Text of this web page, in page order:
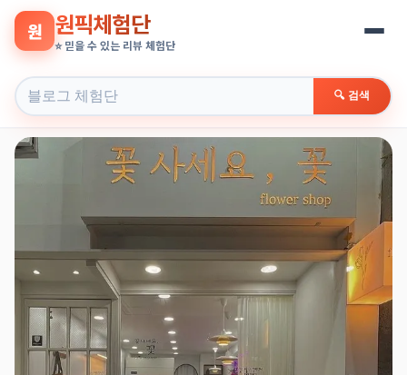
원 원픽체험단
⭐ 믿을 수 있는 리뷰 체험단
🔍 검색